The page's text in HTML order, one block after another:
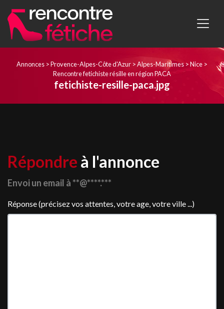
Annonces >Provence-Alpes-Côte d'Azur >Alpes-Maritimes >Nice >
Rencontre fetichiste résille en région PACA
fetichiste-resille-paca.jpg
Répondre à l'annonce
Envoi un email à **@****.***
Réponse (précisez vos attentes, votre age, votre ville ...)